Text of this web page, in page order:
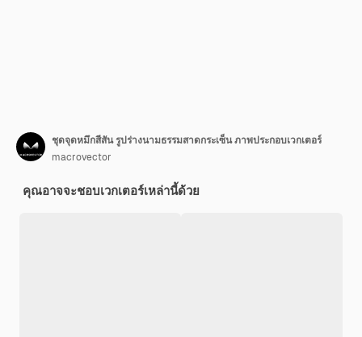
ชุดจุดหมึกสีสัน รูปร่างนามธรรมสาดกระเซ็น ภาพประกอบเวกเตอร์
macrovector
คุณอาจจะชอบเวกเตอร์เหล่านี้ด้วย